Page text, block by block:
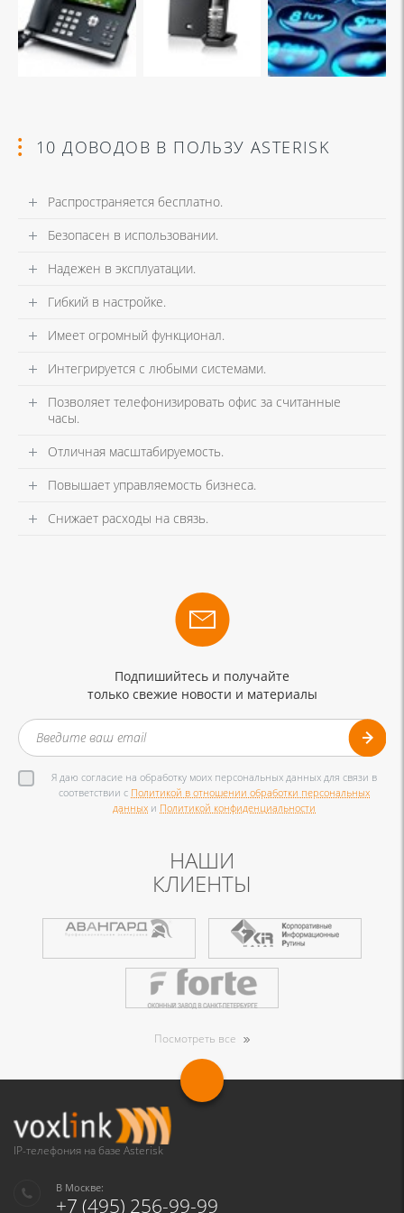
10 ДОВОДОВ В ПОЛЬЗУ ASTERISK
Распространяется бесплатно.
Безопасен в использовании.
Надежен в эксплуатации.
Гибкий в настройке.
Имеет огромный функционал.
Интегрируется с любыми системами.
Позволяет телефонизировать офис за считанные
часы.
Отличная масштабируемость.
Повышает управляемость бизнеса.
Снижает расходы на связь.
Подпишийтесь и получайте
только свежие новости и материалы
Я даю согласие на обработку моих персональных данных для связи в
соответствии с Политикой в отношении обработки персональных
данных и Политикой конфиденциальности
НАШИ
КЛИЕНТЫ
Посмотреть все
IP-телефония на базе Asterisk
В Москве:
+7 (495) 256-99-99